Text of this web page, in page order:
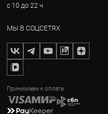
с 10 до 22 ч
МЫ В СОЦСЕТЯХ
Принимаем к оплате